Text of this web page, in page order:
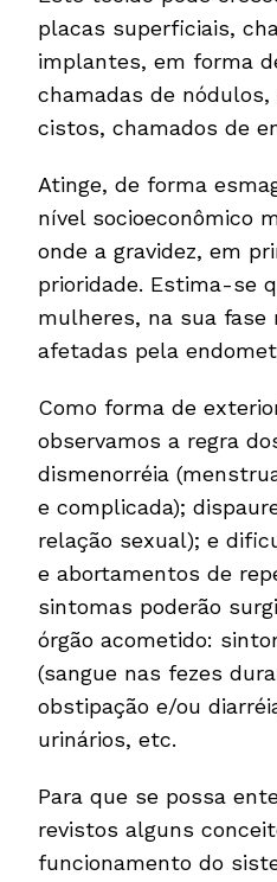
placas superficiais,
implantes, em forma
chamadas de
cistos, chamados de
Atinge, de forma
nível socioeconômico
onde a gravidez, em
prioridade. Estima-se
mulheres, na sua fase
afetadas pela
Como forma de
observamos a regra
dismenorréia
e complicada);
relação sexual); e
e abortamentos de
sintomas poderão
órgão acometido:
(sangue nas fezes
obstipação e/ou
urinários, etc.
Para que se possa
revistos alguns
funcionamento do